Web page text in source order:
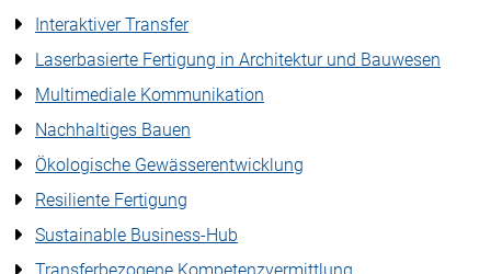
Interaktiver Transfer
Laserbasierte Fertigung in Architektur und Bauwesen
Multimediale Kommunikation
Nachhaltiges Bauen
Ökologische Gewässerentwicklung
Resiliente Fertigung
Sustainable Business-Hub